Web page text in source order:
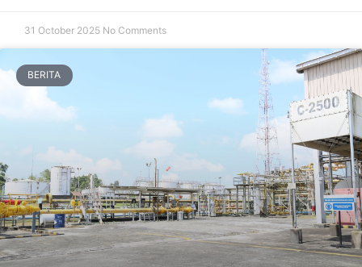
31 October 2025 No Comments
BERITA